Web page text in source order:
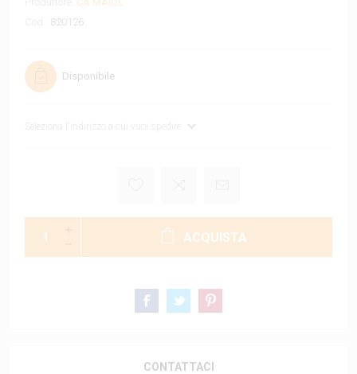
820126
Disponibile
Seleziona l'indirizzo a cui vuoi spedire
ACQUISTA
CONTATTACI